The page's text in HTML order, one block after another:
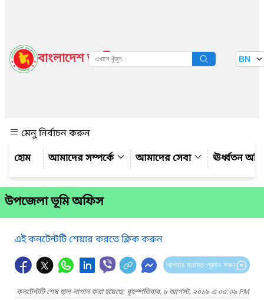
বাংলাদেশ জাতীয় তথ্য বাতায়ন BN
মেনু নির্বাচন করুন
আমাদের সম্পর্কে
আমাদের সেবা ঊর্ধ্বতন
উপজেলা ভূমি অফিস
এই কনটেন্টটি শেয়ার করতে ক্লিক করুন
আপনার মতামত প্রদান করুন
কনটেন্টটি শেষ হাল-নাগাদ করা হয়েছে: বৃহস্পতিবার, ৮ আগস্ট, ২০১৯ এ ০৫:০৯ PM